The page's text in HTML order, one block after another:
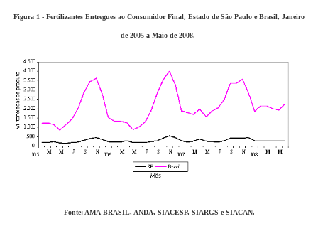
Figura 1 - Fertilizantes Entregues ao Consumidor Final, Estado de São Paulo e Brasil, Janeiro
de 2005 a Maio de 2008.
Fonte: AMA-BRASIL, ANDA, SIACESP, SIARGS e SIACAN.